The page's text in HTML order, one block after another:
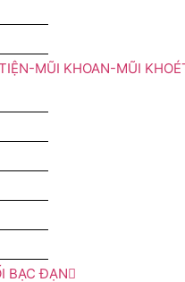
MŨI KHOAN-MŨI
BẠC ĐẠN